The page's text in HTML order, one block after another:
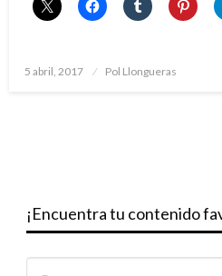
Publicado
5 abril, 2017 Pol Llongueras
¡Encuentra tu contenido